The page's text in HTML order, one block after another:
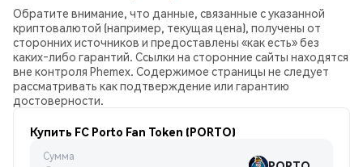
Обратите внимание, что данные, связанные с указанной
криптовалютой (например, текущая цена), получены от
сторонних источников и предоставлены «как есть» без
каких‑либо гарантий. Ссылки на сторонние сайты находятся
вне контроля Phemex. Содержимое страницы не следует
рассматривать как подтверждение или гарантию
достоверности.
Купить FC Porto Fan Token (PORTO)
Сумма